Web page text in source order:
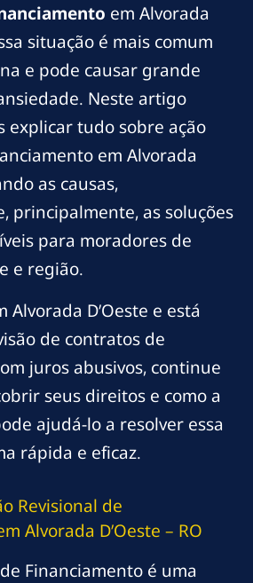
em Alvorada
situação é mais comum
e pode causar grande
Neste artigo
explicar tudo sobre ação
em Alvorada
as causas,
principalmente, as soluções
para moradores de
e região.
Alvorada D’Oeste e está
de contratos de
juros abusivos, continue
seus direitos e como a
ajudá-lo a resolver essa
rápida e eficaz.
Revisional de
Alvorada D’Oeste – RO
Financiamento é uma